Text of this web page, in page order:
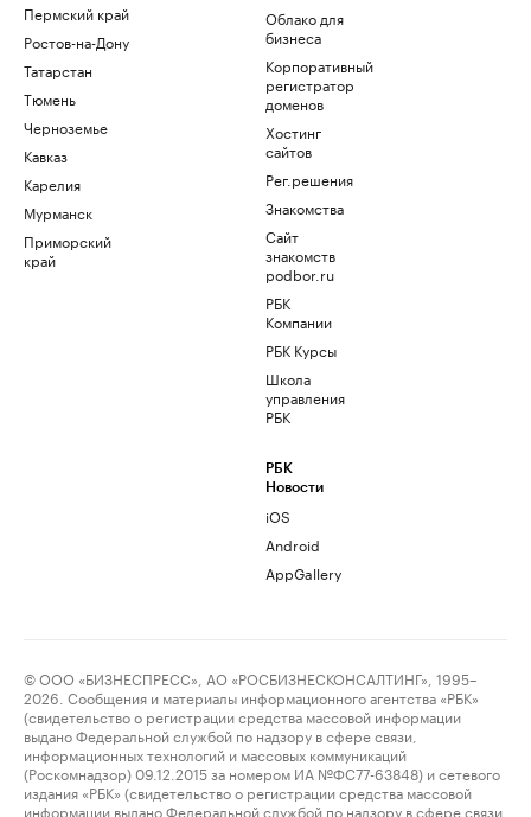
Пермский край
Ростов-на-Дону
Татарстан
Тюмень
Черноземье
Кавказ
Карелия
Мурманск
Приморский
край
Облако для
бизнеса
Корпоративный
регистратор
доменов
Хостинг
сайтов
Рег.решения
Знакомства
Сайт
знакомств
podbor.ru
РБК
Компании
РБК Курсы
Школа
управления
РБК
РБК
Новости
iOS
Android
AppGallery
© ООО «БИЗНЕСПРЕСС», АО «РОСБИЗНЕСКОНСАЛТИНГ», 1995–
2026. Сообщения и материалы информационного агентства «РБК»
(свидетельство о регистрации средства массовой информации
выдано Федеральной службой по надзору в сфере связи,
информационных технологий и массовых коммуникаций
(Роскомнадзор) 09.12.2015 за номером ИА №ФС77-63848) и сетевого
издания «РБК» (свидетельство о регистрации средства массовой
информации выдано Федеральной службой по надзору в сфере связи,